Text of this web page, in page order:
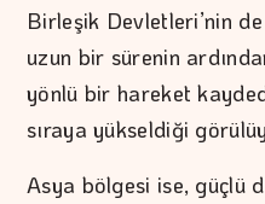
Birleşik Devletleri’nin
uzun bir sürenin
yönlü bir hareket
sıraya yükseldiği
Asya bölgesi ise, güçlü